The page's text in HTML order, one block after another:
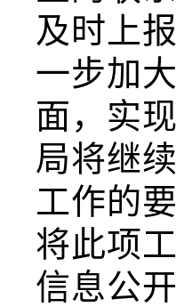
及时上
一步加
面，实
局将继续
工作的
将此项
信息公